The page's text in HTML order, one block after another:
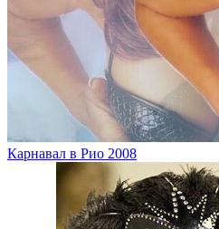
Карнавал в Рио 2008